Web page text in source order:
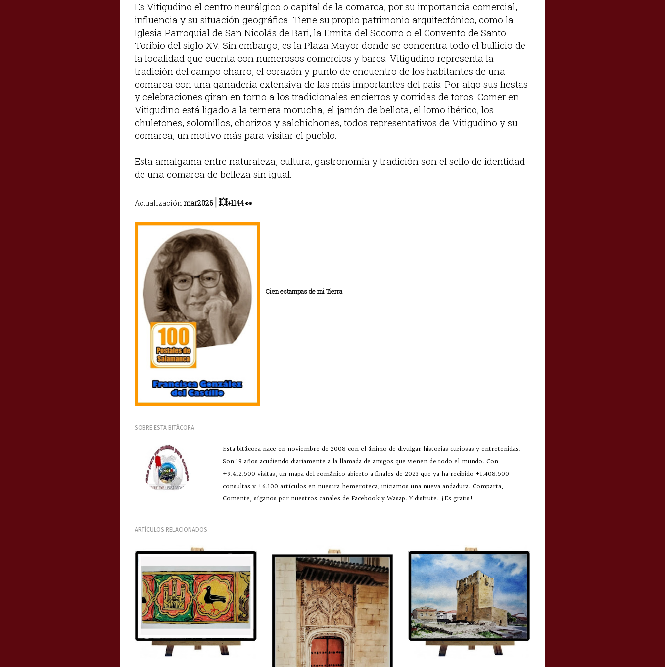
Es Vitigudino el centro neurálgico o capital de la comarca, por su importancia comercial,
influencia y su situación geográfica. Tiene su propio patrimonio arquitectónico, como la
Iglesia Parroquial de San Nicolás de Bari, la Ermita del Socorro o el Convento de Santo
Toribio del siglo XV. Sin embargo, es la Plaza Mayor donde se concentra todo el bullicio de
la localidad que cuenta con numerosos comercios y bares. Vitigudino representa la
tradición del campo charro, el corazón y punto de encuentro de los habitantes de una
comarca con una ganadería extensiva de las más importantes del país. Por algo sus fiestas
y celebraciones giran en torno a los tradicionales encierros y corridas de toros. Comer en
Vitigudino está ligado a la ternera morucha, el jamón de bellota, el lomo ibérico, los
chuletones, solomillos, chorizos y salchichones, todos representativos de Vitigudino y su
comarca, un motivo más para visitar el pueblo.
Esta amalgama entre naturaleza, cultura, gastronomía y tradición son el sello de identidad
de una comarca de belleza sin igual.
Actualización mar2026 |💥+1144 👀
Cien estampas de mi Tierra
SOBRE ESTA BITÁCORA
Esta bitácora nace en noviembre de 2008 con el ánimo de divulgar historias curiosas y entretenidas.
Son 19 años acudiendo diariamente a la llamada de amigos que vienen de todo el mundo. Con
+9.412.500 visitas, un mapa del románico abierto a finales de 2023 que ya ha recibido +1.408.500
consultas y +6.100 artículos en nuestra hemeroteca, iniciamos una nueva andadura. Comparta,
Comente, síganos por nuestros canales de Facebook y Wasap. Y disfrute. ¡Es gratis!
ARTÍCULOS RELACIONADOS